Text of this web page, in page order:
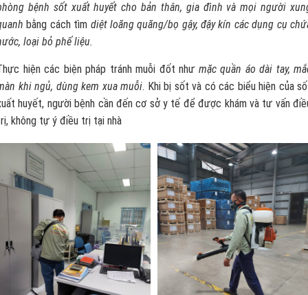
bệnh sốt xuất huyết cho bản thân, gia đình và mọi người
bằng cách tìm diệt loăng quăng/bọ gậy, đậy kín các dụng cụ
loại bỏ phế liệu.
hiện các biện pháp tránh muỗi đốt như mặc quần áo dài tay,
khi ngủ, dùng kem xua muỗi. Khi bị sốt và có các biểu hiện của
huyết, người bệnh cần đến cơ sở y tế để được khám và tư vấn
không tự ý điều trị tại nhà